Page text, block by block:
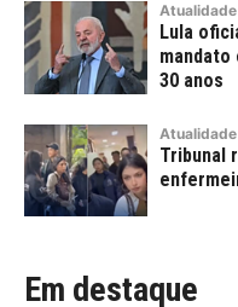
Atualidade
Lula
30 anos
Atualidade
Tribunal
Em destaque